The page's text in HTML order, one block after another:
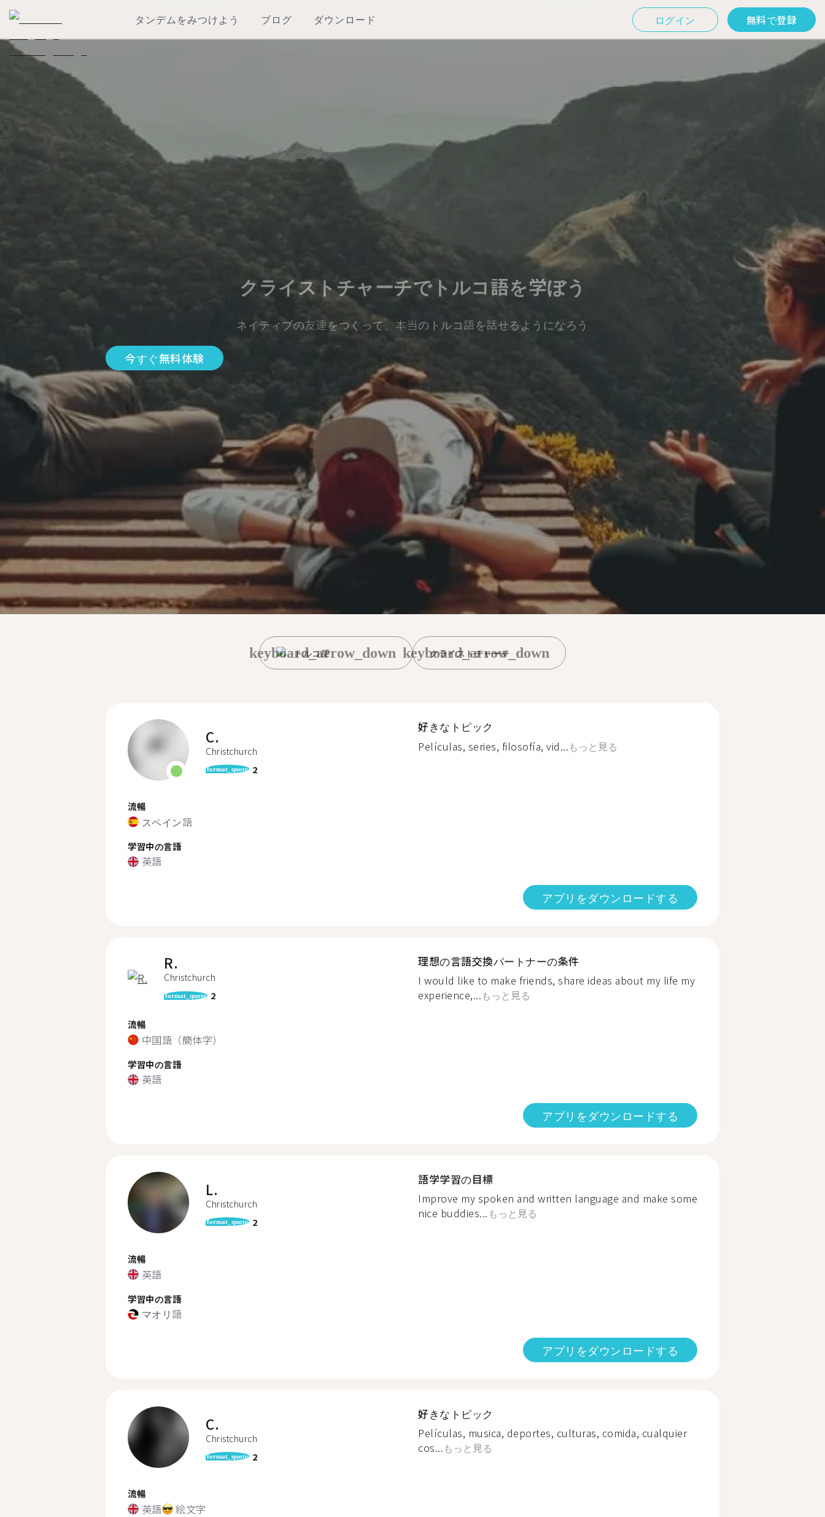
タンデムをみつけよう ブログ ダウンロード ログイン 無料で登録
クライストチャーチでトルコ語を学ぼう
ネイティブの友達をつくって、本当のトルコ語を話せるようになろう
今すぐ無料体験
トルコ語
keyboard_arrow_down クライストチャーチ
keyboard_arrow_down
C.
Christchurch
format_quote 2
流暢
スペイン語
学習中の言語
英語
好きなトピック
Películas, series, filosofía, vid...もっと見る
アプリをダウンロードする
R.
Christchurch
format_quote 2
流暢
中国語（簡体字）
学習中の言語
英語
理想の言語交換パートナーの条件
I would like to make friends, share ideas about my life my
experience,...もっと見る
アプリをダウンロードする
L.
Christchurch
format_quote 2
流暢
英語
学習中の言語
マオリ語
語学学習の目標
Improve my spoken and written language and make some
nice buddies... もっと見る
アプリをダウンロードする
C.
Christchurch
format_quote 2
流暢
英語 絵文字
好きなトピック
Películas, musica, deportes, culturas, comida, cualquier
cos...もっと見る